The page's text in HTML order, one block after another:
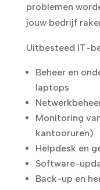
problemen
jouw bedrijf
Uitbesteed IT-
Beheer en
laptops
Monitoring
kantooruren)
Helpdesk en
Software-
Back-up en